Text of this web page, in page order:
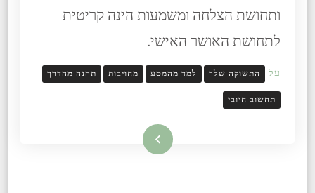
ותחושת הצלחה ומשמעות הינה קריטית
לתחושת האושר האישי.
על התשוקה שלך למד מהמסע מחויבות תהנה מהדרך
תחשוב חיובי
קרא עוד